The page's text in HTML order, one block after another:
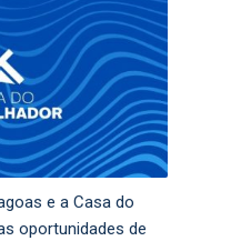
e a Casa do
oportunidades de